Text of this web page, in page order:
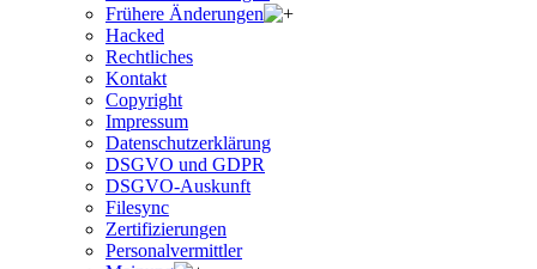
Frühere Änderungen
Hacked
Rechtliches
Kontakt
Copyright
Impressum
Datenschutzerklärung
DSGVO und GDPR
DSGVO-Auskunft
Filesync
Zertifizierungen
Personalvermittler